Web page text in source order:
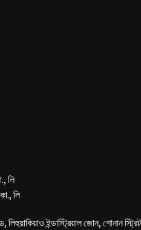
লি
লি
লিহুয়াকিয়াও ইন্ডাস্ট্রিয়াল জোন, শোনান